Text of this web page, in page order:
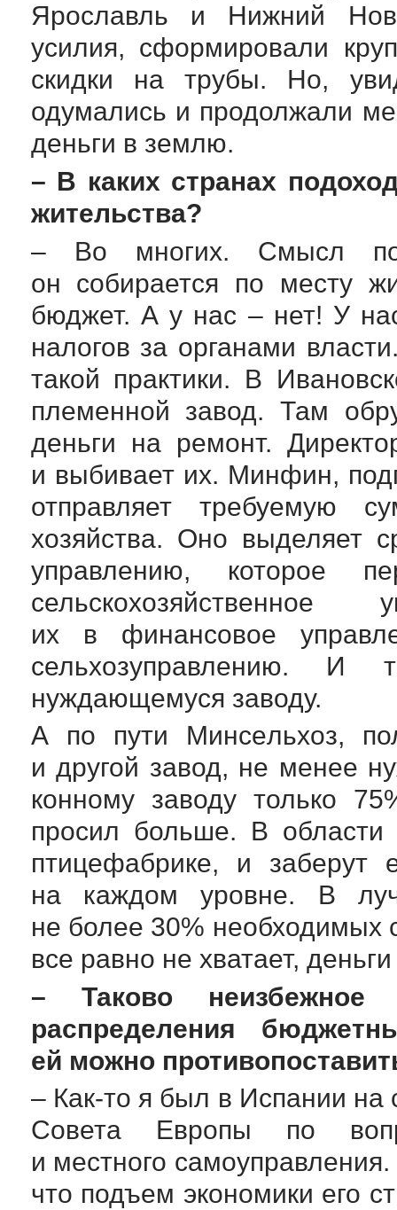
Ярославль и Нижний
усилия, сформировали
скидки на трубы. Но,
одумались и продолжали
деньги в землю.
– В каких странах
жительства?
– Во многих. Смысл
он собирается по месту
бюджет. А у нас – нет! У
налогов за органами
такой практики. В
племенной завод. Там
деньги на ремонт.
и выбивает их. Минфин,
отправляет требуемую
хозяйства. Оно выделяет
управлению, которое
их в финансовое
сельхозуправлению. И
нуждающемуся заводу.
А по пути Минсельхоз,
и другой завод, не менее
конному заводу только
просил больше. В области
птицефабрике, и
на каждом уровне. В
не более 30% необходимых
все равно не хватает,
– Таково неизбежное
распределения
ей можно
– Как-то я был в Испании на
Совета Европы по
и местного самоуправления.
что подъем экономики его